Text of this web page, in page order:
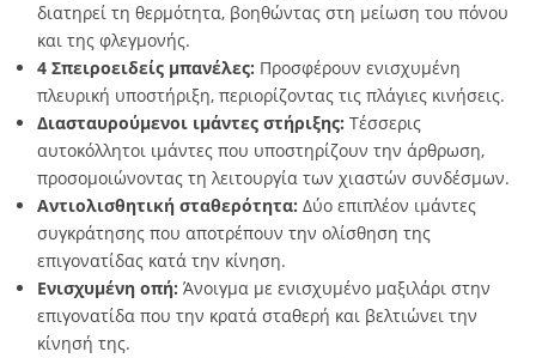
διατηρεί τη θερμότητα, βοηθώντας στη μείωση του πόνου
και της φλεγμονής.
4 Σπειροειδείς μπανέλες: Προσφέρουν ενισχυμένη
πλευρική υποστήριξη, περιορίζοντας τις πλάγιες κινήσεις.
Διασταυρούμενοι ιμάντες στήριξης: Τέσσερις
αυτοκόλλητοι ιμάντες που υποστηρίζουν την άρθρωση,
προσομοιώνοντας τη λειτουργία των χιαστών συνδέσμων.
Αντιολισθητική σταθερότητα: Δύο επιπλέον ιμάντες
συγκράτησης που αποτρέπουν την ολίσθηση της
επιγονατίδας κατά την κίνηση.
Ενισχυμένη οπή: Άνοιγμα με ενισχυμένο μαξιλάρι στην
επιγονατίδα που την κρατά σταθερή και βελτιώνει την
κίνησή της.